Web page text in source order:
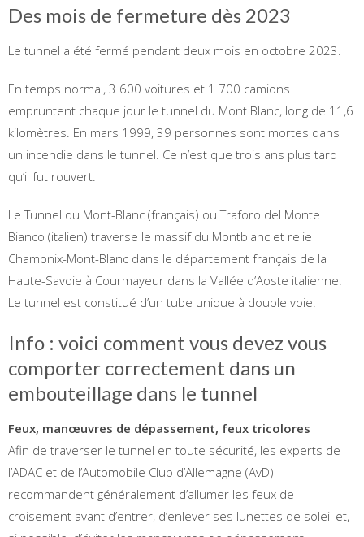
Des mois de fermeture dès 2023
Le tunnel a été fermé pendant deux mois en octobre 2023.
En temps normal, 3 600 voitures et 1 700 camions
empruntent chaque jour le tunnel du Mont Blanc, long de 11,6
kilomètres. En mars 1999, 39 personnes sont mortes dans
un incendie dans le tunnel. Ce n’est que trois ans plus tard
qu’il fut rouvert.
Le Tunnel du Mont-Blanc (français) ou Traforo del Monte
Bianco (italien) traverse le massif du Montblanc et relie
Chamonix-Mont-Blanc dans le département français de la
Haute-Savoie à Courmayeur dans la Vallée d’Aoste italienne.
Le tunnel est constitué d’un tube unique à double voie.
Info : voici comment vous devez vous
comporter correctement dans un
embouteillage dans le tunnel
Feux, manœuvres de dépassement, feux tricolores
Afin de traverser le tunnel en toute sécurité, les experts de
l’ADAC et de l’Automobile Club d’Allemagne (AvD)
recommandent généralement d’allumer les feux de
croisement avant d’entrer, d’enlever ses lunettes de soleil et,